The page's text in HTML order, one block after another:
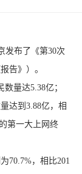
发布了《第30次
告》）。
量达5.38亿；
达到3.88亿，相
第一大上网终
70.7%，相比201